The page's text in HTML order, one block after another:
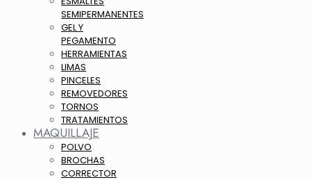
SEMIPERMANENTES
GEL Y
PEGAMENTO
HERRAMIENTAS
LIMAS
PINCELES
REMOVEDORES
TORNOS
TRATAMIENTOS
MAQUILLAJE
POLVO
BROCHAS
CORRECTOR